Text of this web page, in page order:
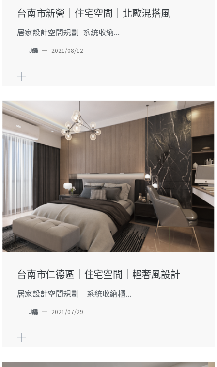
台南市新營｜住宅空間｜北歐混搭風
居家設計空間規劃 系統收納...
J編 — 2021/08/12
台南市仁德區｜住宅空間｜輕奢風設計
居家設計空間規劃｜系統收納櫃...
J編 — 2021/07/29